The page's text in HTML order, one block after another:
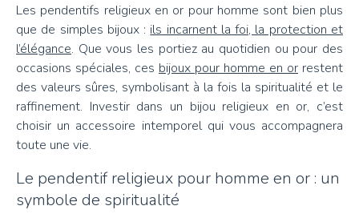
Les pendentifs religieux en or pour homme sont bien plus
que de simples bijoux : ils incarnent la foi, la protection et
l’élégance. Que vous les portiez au quotidien ou pour des
occasions spéciales, ces bijoux pour homme en or restent
des valeurs sûres, symbolisant à la fois la spiritualité et le
raffinement. Investir dans un bijou religieux en or, c’est
choisir un accessoire intemporel qui vous accompagnera
toute une vie.
Le pendentif religieux pour homme en or : un
symbole de spiritualité